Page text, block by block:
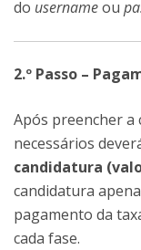
do usernameou
2.º Passo –
Após preencher a
necessários
candidatura
candidatura
pagamento da
cada fase.